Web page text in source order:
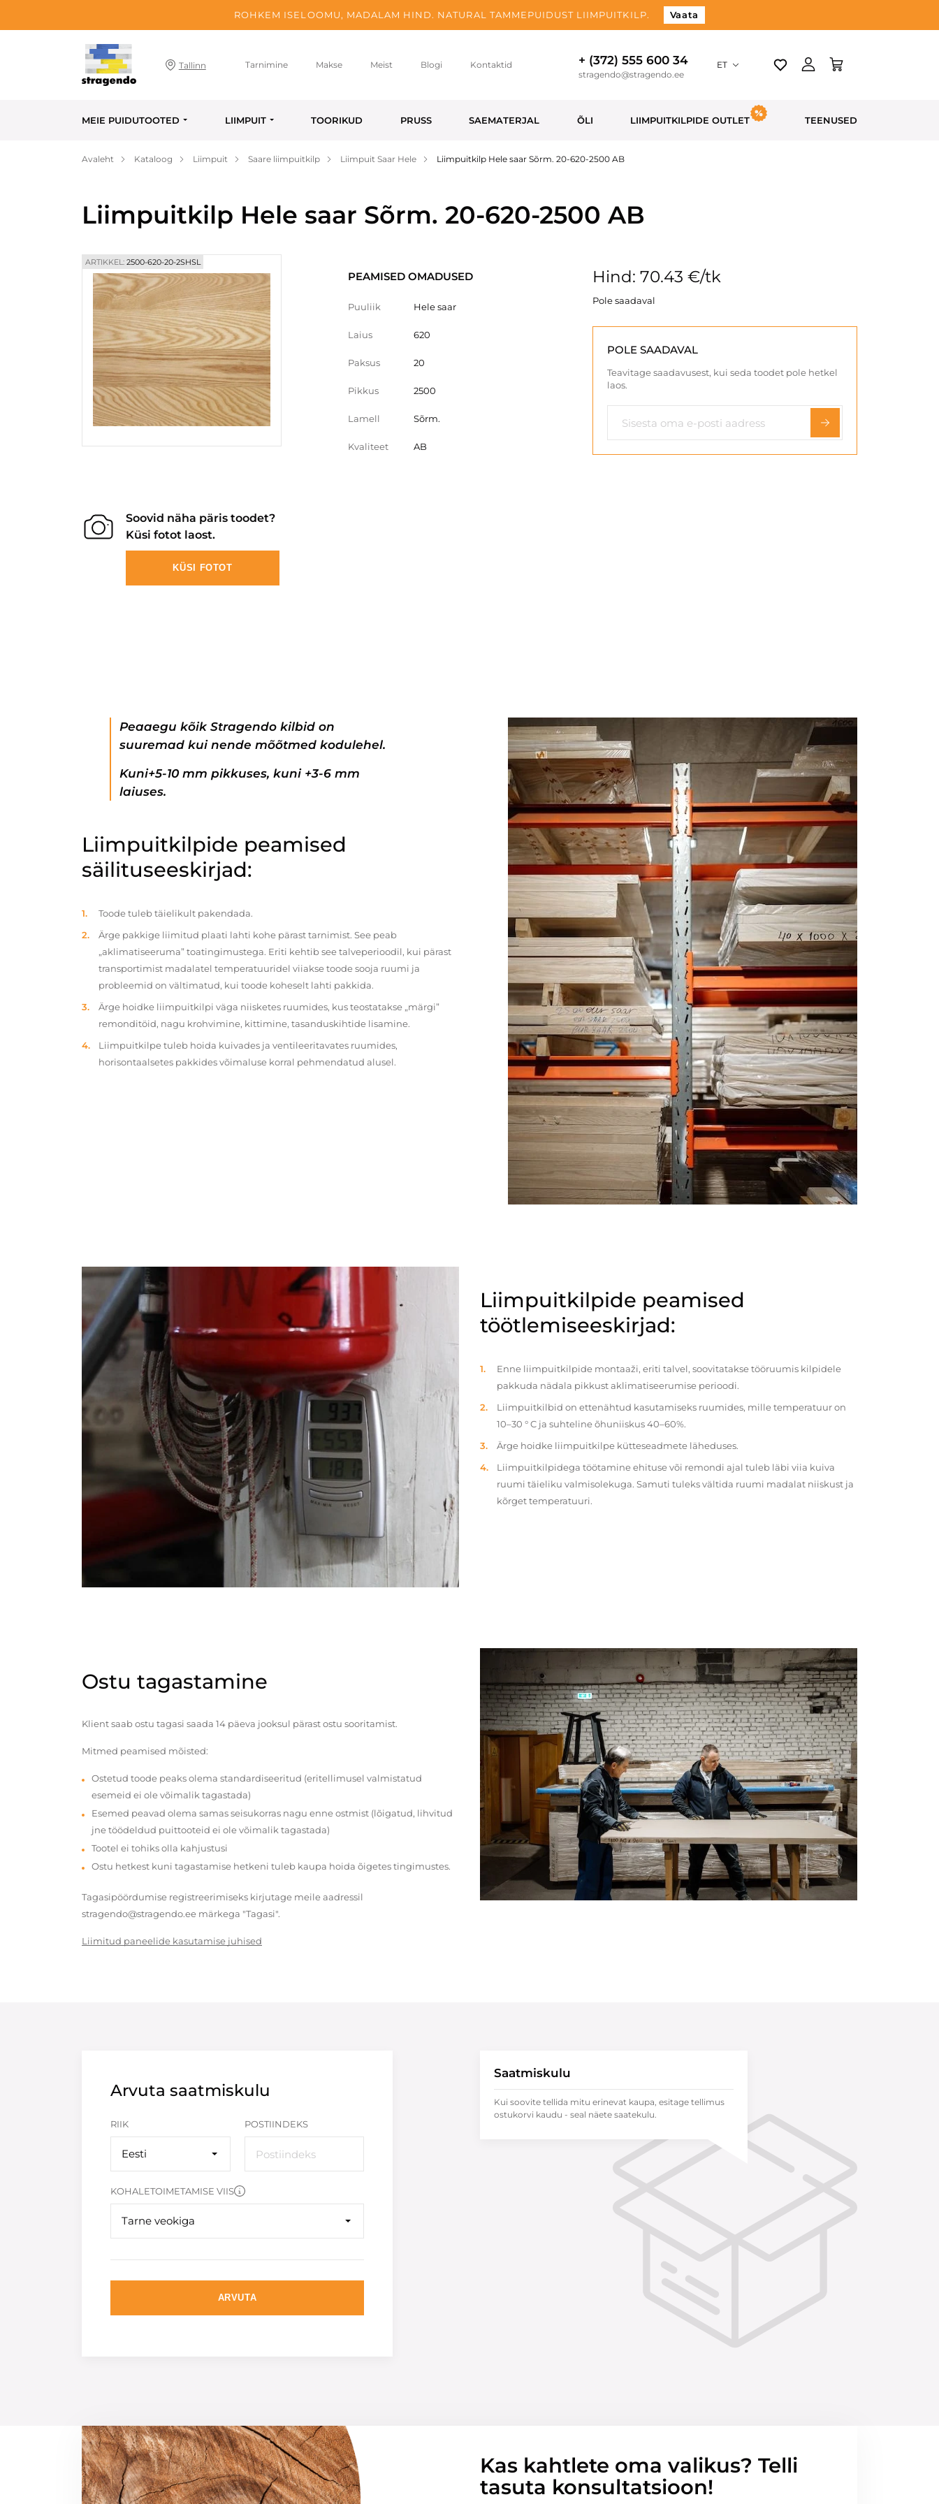
ROHKEM ISELOOMU, MADALAM HIND. NATURAL TAMMEPUIDUST LIIMPUITKILP. Vaata
Tallinn Tarnimine Makse Meist Blogi Kontaktid + (372) 555 600 34
stragendo@stragendo.ee
ET
MEIE PUIDUTOOTED LIIMPUIT TOORIKUD PRUSS SAEMATERJAL ÕLI LIIMPUITKILPIDE OUTLET TEENUSED
Avaleht Kataloog Liimpuit Saare liimpuitkilp Liimpuit Saar Hele Liimpuitkilp Hele saar Sõrm. 20-620-2500 AB
Liimpuitkilp Hele saar Sõrm. 20-620-2500 AB
ARTIKKEL: 2500-620-20-2SHSL
PEAMISED OMADUSED
Puuliik Hele saar
Laius 620
Paksus 20
Pikkus 2500
Lamell Sõrm.
Kvaliteet AB
Hind: 70.43 €/tk
Pole saadaval
POLE SAADAVAL
Teavitage saadavusest, kui seda toodet pole hetkel
laos.
Soovid näha päris toodet?
Küsi fotot laost.
KÜSI FOTOT
Peaaegu kõik Stragendo kilbid on
suuremad kui nende mõõtmed kodulehel.
Kuni+5-10 mm pikkuses, kuni +3-6 mm
laiuses.
Liimpuitkilpide peamised
säilituseeskirjad:
Toode tuleb täielikult pakendada.
Ärge pakkige liimitud plaati lahti kohe pärast tarnimist. See peab
„aklimatiseeruma” toatingimustega. Eriti kehtib see talveperioodil, kui pärast
transportimist madalatel temperatuuridel viiakse toode sooja ruumi ja
probleemid on vältimatud, kui toode koheselt lahti pakkida.
Ärge hoidke liimpuitkilpi väga niisketes ruumides, kus teostatakse „märgi”
remonditöid, nagu krohvimine, kittimine, tasanduskihtide lisamine.
Liimpuitkilpe tuleb hoida kuivades ja ventileeritavates ruumides,
horisontaalsetes pakkides võimaluse korral pehmendatud alusel.
Liimpuitkilpide peamised
töötlemiseeskirjad:
Enne liimpuitkilpide montaaži, eriti talvel, soovitatakse tööruumis kilpidele
pakkuda nädala pikkust aklimatiseerumise perioodi.
Liimpuitkilbid on ettenähtud kasutamiseks ruumides, mille temperatuur on
10–30 ° C ja suhteline õhuniiskus 40–60%.
Ärge hoidke liimpuitkilpe kütteseadmete läheduses.
Liimpuitkilpidega töötamine ehituse või remondi ajal tuleb läbi viia kuiva
ruumi täieliku valmisolekuga. Samuti tuleks vältida ruumi madalat niiskust ja
kõrget temperatuuri.
Ostu tagastamine
Klient saab ostu tagasi saada 14 päeva jooksul pärast ostu sooritamist.
Mitmed peamised mõisted:
Ostetud toode peaks olema standardiseeritud (eritellimusel valmistatud
esemeid ei ole võimalik tagastada)
Esemed peavad olema samas seisukorras nagu enne ostmist (lõigatud, lihvitud
jne töödeldud puittooteid ei ole võimalik tagastada)
Tootel ei tohiks olla kahjustusi
Ostu hetkest kuni tagastamise hetkeni tuleb kaupa hoida õigetes tingimustes.
Tagasipöördumise registreerimiseks kirjutage meile aadressil
stragendo@stragendo.ee märkega "Tagasi".
Liimitud paneelide kasutamise juhised
Arvuta saatmiskulu
RIIK
Eesti
POSTIINDEKS
KOHALETOIMETAMISE VIIS
Tarne veokiga
ARVUTA
Saatmiskulu
Kui soovite tellida mitu erinevat kaupa, esitage tellimus
ostukorvi kaudu - seal näete saatekulu.
Kas kahtlete oma valikus? Telli
tasuta konsultatsioon!